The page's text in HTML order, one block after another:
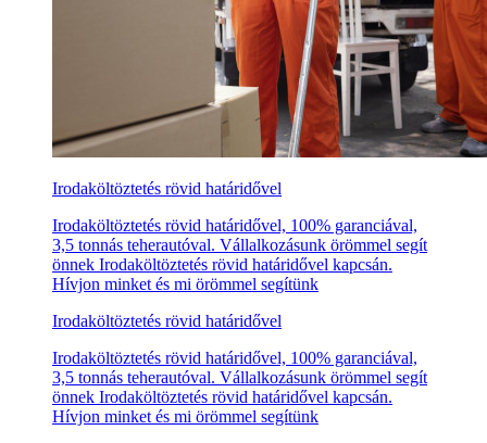
Irodaköltöztetés rövid határidővel
Irodaköltöztetés rövid határidővel, 100% garanciával,
3,5 tonnás teherautóval. Vállalkozásunk örömmel segít
önnek Irodaköltöztetés rövid határidővel kapcsán.
Hívjon minket és mi örömmel segítünk
Irodaköltöztetés rövid határidővel
Irodaköltöztetés rövid határidővel, 100% garanciával,
3,5 tonnás teherautóval. Vállalkozásunk örömmel segít
önnek Irodaköltöztetés rövid határidővel kapcsán.
Hívjon minket és mi örömmel segítünk